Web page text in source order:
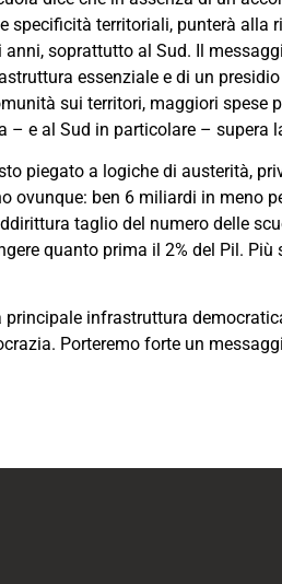
specificità territoriali, punterà alla
soprattutto al Sud. Il
essenziale e di un
sui territori, maggiori spese
e al Sud in particolare – supera
piegato a logiche di austerità,
ben 6 miliardi in meno
taglio del numero delle
quanto prima il 2% del Pil.
infrastruttura
Porteremo forte un